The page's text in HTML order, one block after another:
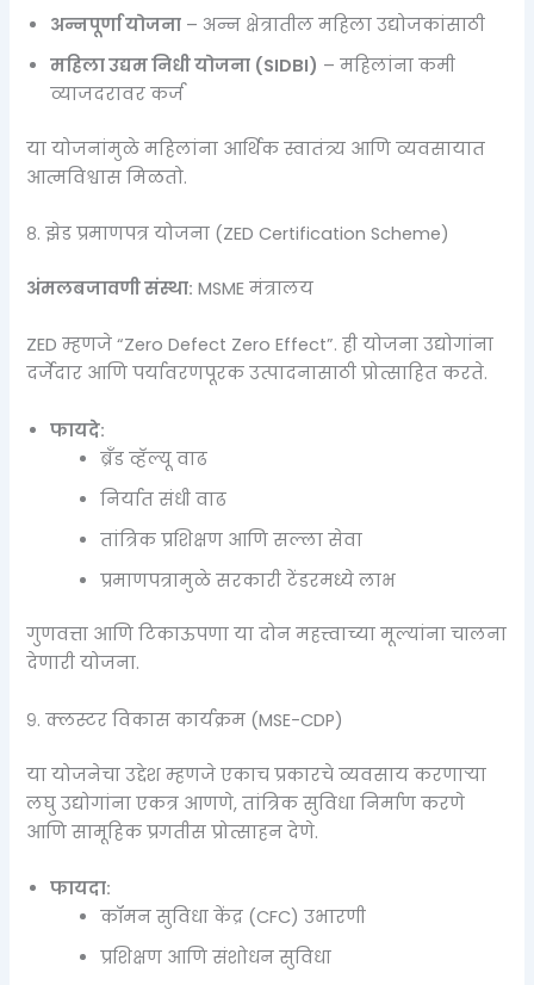
अन्नपूर्णा योजना – अन्न क्षेत्रातील महिला उद्योजकांसाठी
महिला उद्यम निधी योजना (SIDBI) – महिलांना कमी
व्याजदरावर कर्ज
या योजनांमुळे महिलांना आर्थिक स्वातंत्र्य आणि व्यवसायात
आत्मविश्वास मिळतो.
८. झेड प्रमाणपत्र योजना (ZED Certification Scheme)
अंमलबजावणी संस्था: MSME मंत्रालय
ZED म्हणजे “Zero Defect Zero Effect”. ही योजना उद्योगांना
दर्जेदार आणि पर्यावरणपूरक उत्पादनासाठी प्रोत्साहित करते.
फायदे:
ब्रँड व्हॅल्यू वाढ
निर्यात संधी वाढ
तांत्रिक प्रशिक्षण आणि सल्ला सेवा
प्रमाणपत्रामुळे सरकारी टेंडरमध्ये लाभ
गुणवत्ता आणि टिकाऊपणा या दोन महत्त्वाच्या मूल्यांना चालना
देणारी योजना.
९. क्लस्टर विकास कार्यक्रम (MSE-CDP)
या योजनेचा उद्देश म्हणजे एकाच प्रकारचे व्यवसाय करणाऱ्या
लघु उद्योगांना एकत्र आणणे, तांत्रिक सुविधा निर्माण करणे
आणि सामूहिक प्रगतीस प्रोत्साहन देणे.
फायदा:
कॉमन सुविधा केंद्र (CFC) उभारणी
प्रशिक्षण आणि संशोधन सुविधा